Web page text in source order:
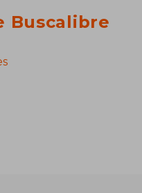
Buscalibre